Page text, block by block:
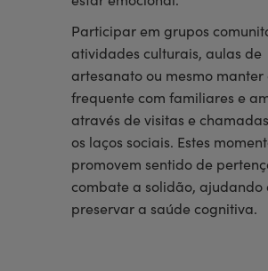
Participar em grupos
atividades culturais, aulas de
artesanato ou mesmo manter
frequente com familiares e
através de visitas e
os laços sociais. Estes
promovem sentido de
combate a solidão, ajudando
preservar a saúde cognitiva.